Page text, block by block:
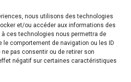
nous utilisons des technologies
et/ou accéder aux informations des
ces technologies nous permettra de
comportement de navigation ou les ID
pas consentir ou de retirer son
négatif sur certaines caractéristiques